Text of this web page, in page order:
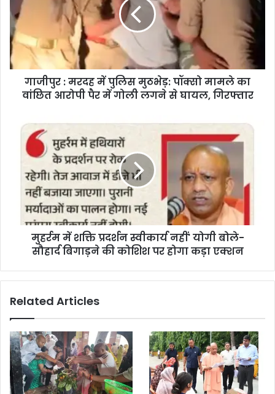
गाजीपुर : मरदह में पुलिस मुठभेड़: पॉक्सो मामले का
वांछित आरोपी पैर में गोली लगने से घायल, गिरफ्तार
मुहर्रम में शक्ति प्रदर्शन स्वीकार्य नहीं' योगी बोले-
सौहार्द बिगाड़ने की कोशिश पर होगा कड़ा एक्शन
Related Articles